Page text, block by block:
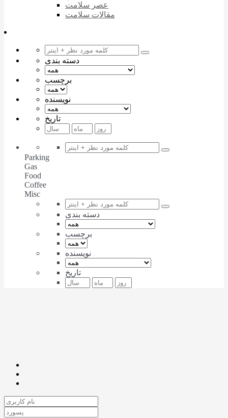
عصر سلامت
مقالات سلامت
دسته بندی
برچسب
نویسنده
تاریخ
Parking
Gas
Food
Coffee
Misc
دسته بندی
برچسب
نویسنده
تاریخ